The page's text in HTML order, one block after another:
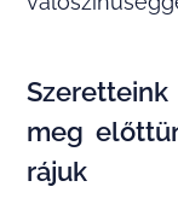
meg
rájuk